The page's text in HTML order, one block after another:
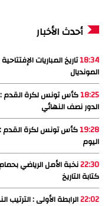
أحدث الأخبار
18:34تاريخ المباريات
المونديال
18:25كأس تونس لكرة القدم :
الدور نصف النهائي
19:28كأس تونس لكرة القدم :
اليوم
22:30نخبة الأمل الرياضي
كتابة التاريخ
22:02الرابطة الأولى : الترتيب